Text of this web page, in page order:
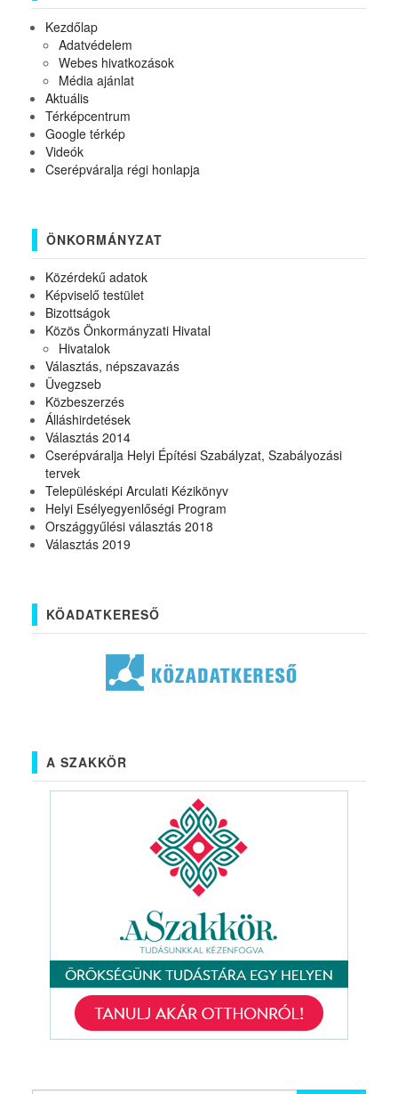
Kezdőlap
Adatvédelem
Webes hivatkozások
Média ajánlat
Aktuális
Térképcentrum
Google térkép
Videók
Cserépváralja régi honlapja
ÖNKORMÁNYZAT
Közérdekű adatok
Képviselő testület
Bizottságok
Közös Önkormányzati Hivatal
Hivatalok
Választás, népszavazás
Üvegzseb
Közbeszerzés
Álláshirdetések
Választás 2014
Cserépváralja Helyi Építési Szabályzat, Szabályozási
tervek
Településképi Arculati Kézikönyv
Helyi Esélyegyenlőségi Program
Országgyűlési választás 2018
Választás 2019
KÖADATKERESŐ
A SZAKKÖR